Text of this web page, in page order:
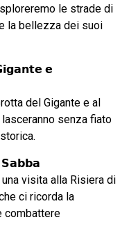
le strade di
la bellezza dei suoi
𝗲
del Gigante e al
senza fiato
𝗦𝗮𝗯𝗯𝗮
visita alla Risiera di
ci ricorda la
combattere